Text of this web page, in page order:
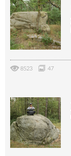
8523 47